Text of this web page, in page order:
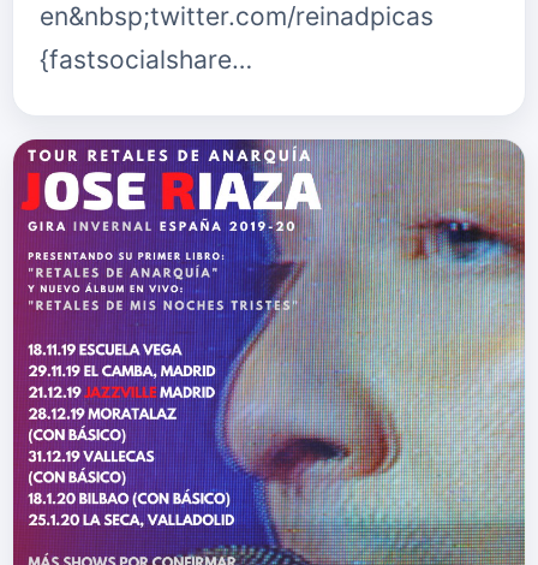
en&nbsp;twitter.com/reinadpicas
{fastsocialshare…